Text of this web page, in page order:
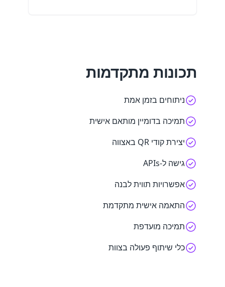
תכונות מתקדמות
ניתוחים בזמן אמת
תמיכה בדומיין מותאם אישית
יצירת קודי QR באצווה
גישה ל-APIs
אפשרויות תווית לבנה
התאמה אישית מתקדמת
תמיכה מועדפת
כלי שיתוף פעולה בצוות